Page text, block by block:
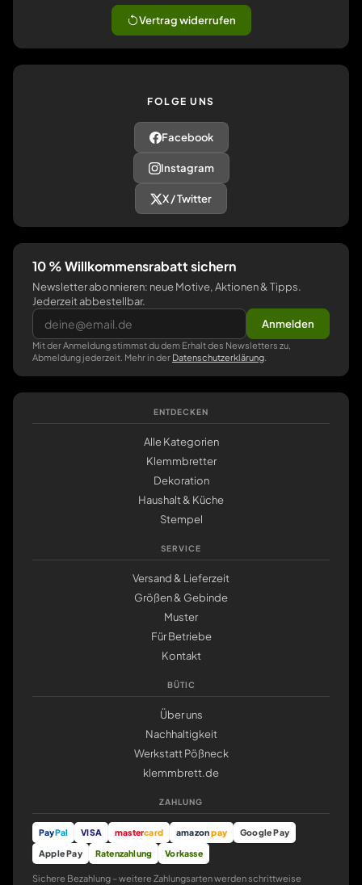
Vertrag widerrufen
FOLGE UNS
Facebook
Instagram
X / Twitter
10 % Willkommensrabatt sichern
Newsletter abonnieren: neue Motive, Aktionen & Tipps.
Jederzeit abbestellbar.
Anmelden
Mit der Anmeldung stimmst du dem Erhalt des Newsletters zu,
Abmeldung jederzeit. Mehr in der Datenschutzerklärung
ENTDECKEN
Alle Kategorien
Klemmbretter
Dekoration
Haushalt & Küche
Stempel
SERVICE
Versand & Lieferzeit
Größen & Gebinde
Muster
Für Betriebe
Kontakt
BÜTIC
Über uns
Nachhaltigkeit
Werkstatt Pößneck
klemmbrett.de
ZAHLUNG
PayPal VISA mastercard amazonpay
Google Pay
Apple Pay
Ratenzahlung Vorkasse
Sichere Bezahlung – weitere Zahlungsarten werden schrittweise